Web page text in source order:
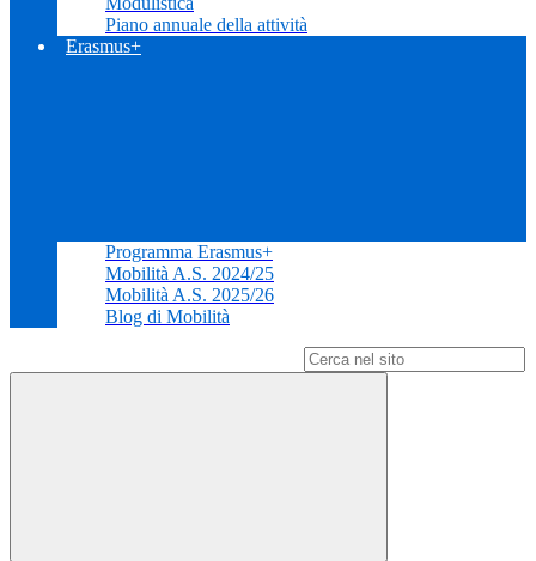
Piano annuale della attività
Erasmus+
Programma Erasmus+
Mobilità A.S. 2024/25
Mobilità A.S. 2025/26
Blog di Mobilità